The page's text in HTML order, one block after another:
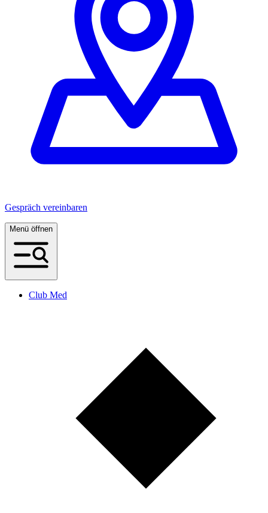
Gespräch vereinbaren
Menü öffnen
Club Med